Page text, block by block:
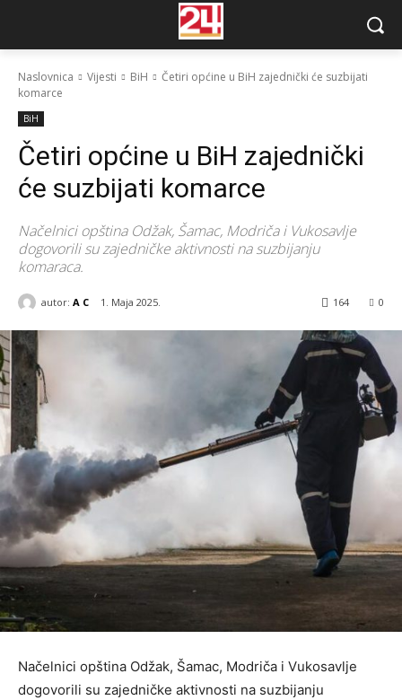
Naslovnica Vijesti BiH
Četiri općine u BiH zajednički će suzbijati
komarce
BiH
Četiri općine u BiH zajednički
će suzbijati komarce
Načelnici opština Odžak, Šamac, Modriča i Vukosavlje
dogovorili su zajedničke aktivnosti na suzbijanju
komaraca.
autor: A C 1. Maja 2025. 0
164
Načelnici opština Odžak, Šamac, Modriča i Vukosavlje
dogovorili su zajedničke aktivnosti na suzbijanju